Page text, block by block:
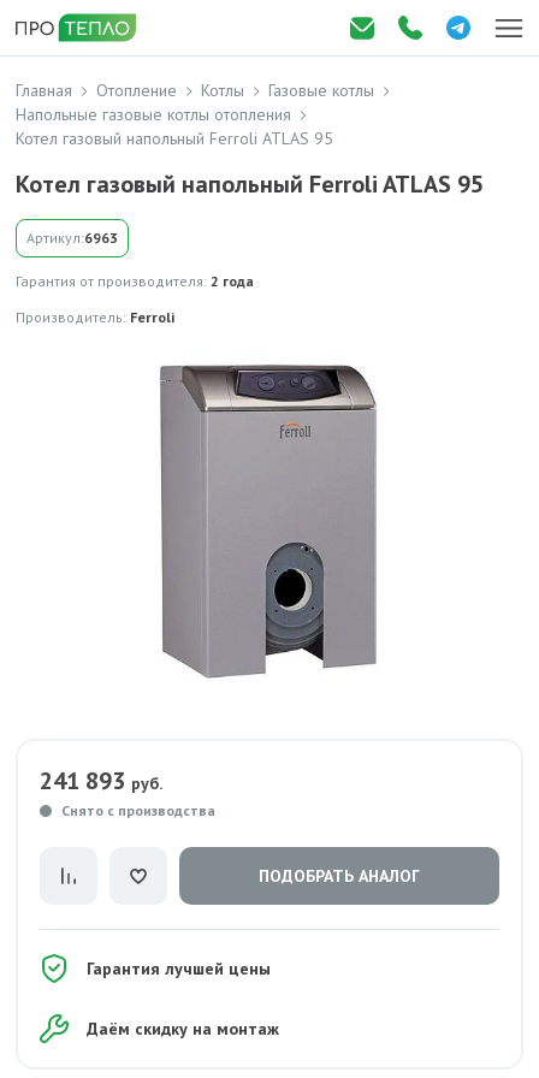
Главная Отопление Котлы
Газовые котлы
Напольные газовые котлы отопления
Котел газовый напольный Ferroli ATLAS 95
Котел газовый напольный Ferroli ATLAS 95
Артикул:6963
Гарантия от производителя: 2 года
Производитель: Ferroli
241 893 руб.
Снято с производства
ПОДОБРАТЬ АНАЛОГ
Гарантия лучшей цены
Даём скидку на монтаж